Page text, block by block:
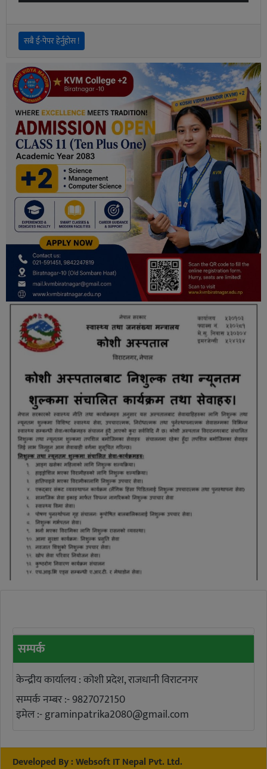
सबै ई-पेपर हेर्नुहोस !
सम्पर्क
केन्द्रीय कार्यालय : कोशी प्रदेश, राजधानी विराटनगर
सम्पर्क नम्बर :- 9827072150
इमेल :-graminpatrika2080@gmail.com
Developed By :Websoft IT Nepal Pvt. Ltd.